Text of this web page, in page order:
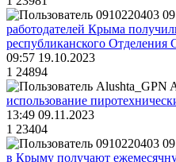
работодателей Крыма
республиканского Отделения
09:57 19.10.2023
1 24894
использование
13:49 09.11.2023
1 23404
в Крыму получают